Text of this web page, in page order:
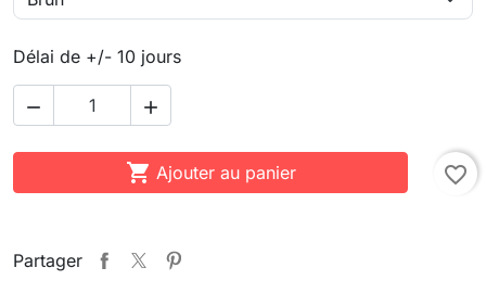
Délai de +/- 10 jours
 
 Ajouter au panier favorite_border
Partager